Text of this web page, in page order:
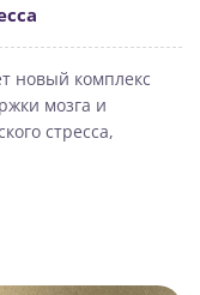
новый комплекс
мозга и
стресса,